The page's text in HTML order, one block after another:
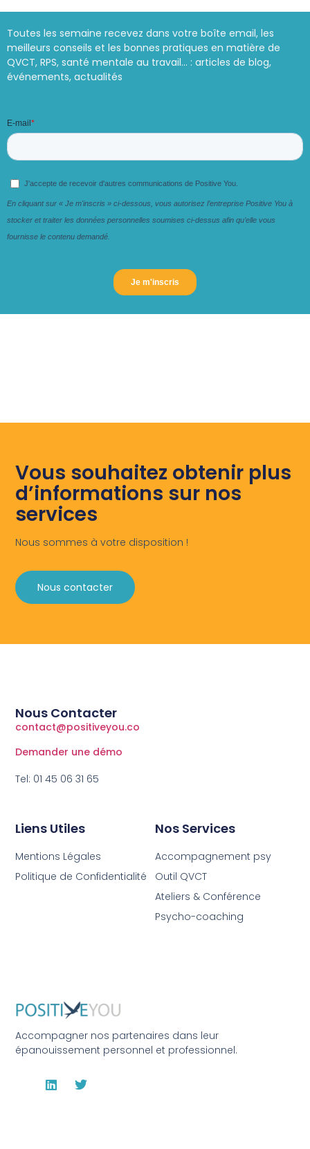
Toutes les semaine recevez dans votre boîte email, les
meilleurs conseils et les bonnes pratiques en matière de
QVCT, RPS, santé mentale au travail… : articles de blog,
événements, actualités
Vous souhaitez obtenir plus
d’informations sur nos
services
Nous sommes à votre disposition !
Nous contacter
Accompagner nos partenaires dans leur
épanouissement personnel et professionnel.
Nos Services
Accompagnement psy
Outil QVCT
Ateliers & Conférence
Psycho-coaching
Liens Utiles
Mentions Légales
Politique de Confidentialité
Nous Contacter
contact@positiveyou.co
Demander une démo
Tel: 01 45 06 31 65